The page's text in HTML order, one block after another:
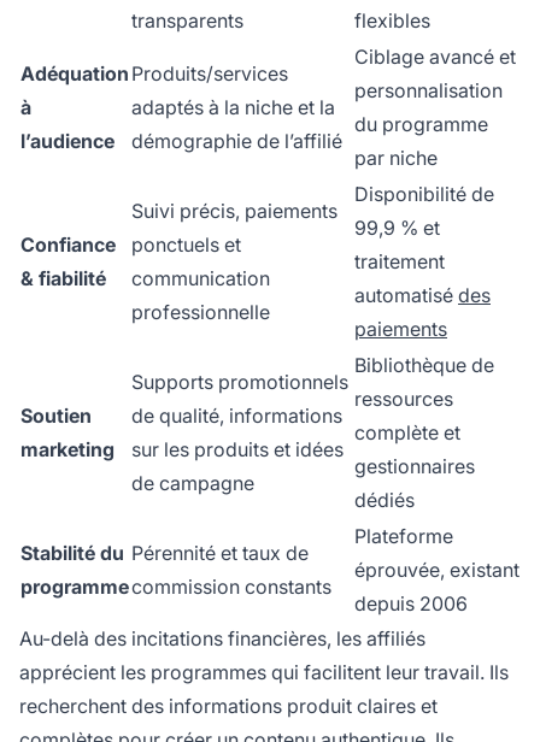
transparents
flexibles
Adéquation
à
l’audience
Produits/services
adaptés à la niche et la
démographie de l’affilié
Ciblage avancé et
personnalisation
du programme
par niche
Confiance
& fiabilité
Suivi précis, paiements
ponctuels et
communication
professionnelle
Disponibilité de
99,9 % et
traitement
automatisé des
paiements
Soutien
marketing
Supports promotionnels
de qualité, informations
sur les produits et idées
de campagne
Bibliothèque de
ressources
complète et
gestionnaires
dédiés
Stabilité du
programme
Pérennité et taux de
commission constants
Plateforme
éprouvée, existant
depuis 2006
Au-delà des incitations financières, les affiliés
apprécient les programmes qui facilitent leur travail. Ils
recherchent des informations produit claires et